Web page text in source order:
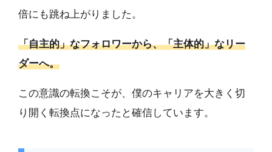
倍にも跳ね上がりました。
「自主的」なフォロワーから、「主体的」なリー
ダーへ。
この意識の転換こそが、僕のキャリアを大きく切
り開く転換点になったと確信しています。